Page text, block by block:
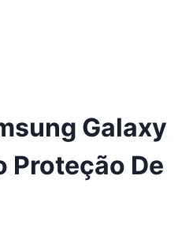
Galaxy
Proteção De